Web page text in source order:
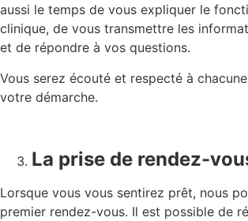
aussi le temps de vous expliquer le
clinique, de vous transmettre les
et de répondre à vos questions.
Vous serez écouté et respecté à
votre démarche.
La prise de rendez-
Lorsque vous vous sentirez prêt, nous
premier rendez-vous. Il est possible de